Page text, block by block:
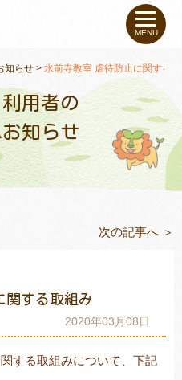
０〜６才）
お子さま
MENU
知らせ >水前寺教室 虐待防止に関する
用者の
知らせ
次の記事へ ＞
関する取組み
2020年03月08日
する取組みについて、下記